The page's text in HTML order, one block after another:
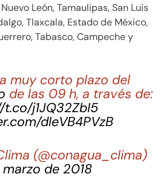
León, Tamaulipas, San Luis
Tlaxcala, Estado de México,
Tabasco, Campeche y
muy corto plazo del
de las 09 h, a través de:
j1JQ32ZbI5
dIeVB4PVzB
(@conagua_clima)
marzo de 2018